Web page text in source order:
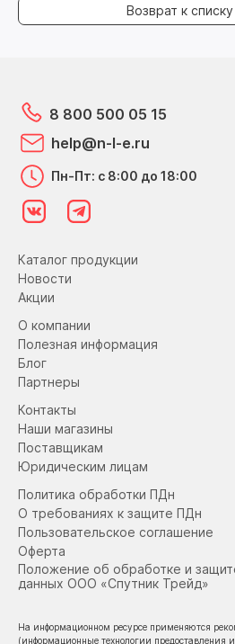
Возврат к списку
Каталог продукции
Новости
Акции
О компании
Полезная информация
Блог
Партнеры
Контакты
Наши магазины
Поставщикам
Юридическим лицам
Политика обработки ПДн
О требованиях к защите ПДн
Пользовательское соглашение
Оферта
Положение об обработке и
данных ООО «Спутник Трейд»
8 800 500 05 15
help@n-l-e.ru
Пн-Пт: с 8:00 до 18:00
На информационном ресурсе применяются
(информационные технологии предоставления